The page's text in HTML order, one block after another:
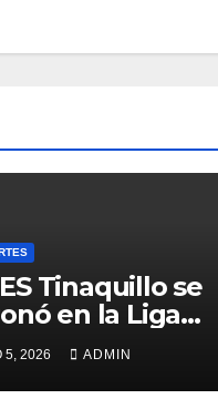
Tinaquillo se
en la Liga
2026
5, 2026 ADMIN